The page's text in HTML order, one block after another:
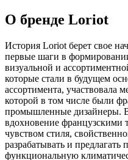
О бренде Loriot
История Loriot берет свое
первые шаги в
визуальной и
которые стали в будущем
ассортимента, участвовала
которой в том числе были
промышленные дизайнеры. В
вдохновение
чувством стиля,
разрабатывать и предлагать
функциональную